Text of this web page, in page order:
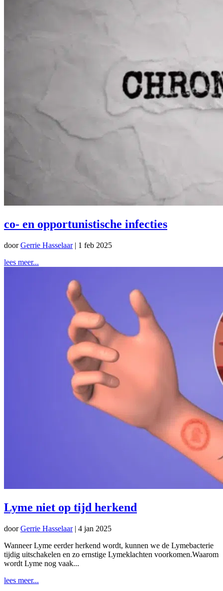
co- en opportunistische infecties
doorGerrie Hasselaar| 1 feb 2025
lees meer...
Lyme niet op tijd herkend
doorGerrie Hasselaar| 4 jan 2025
Wanneer Lyme eerder herkend wordt, kunnen we de Lymebacterie
tijdig uitschakelen en zo ernstige Lymeklachten voorkomen.Waarom
wordt Lyme nog vaak...
lees meer...